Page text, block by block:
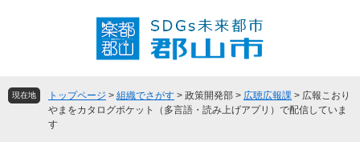
頭
飛現在地 トップページ > 組織でさがす > 政策開発部 > 広聴広報課 > 広報こおり
やまをカタログポケット（多言語・読み上げアプリ）で配信していま
す